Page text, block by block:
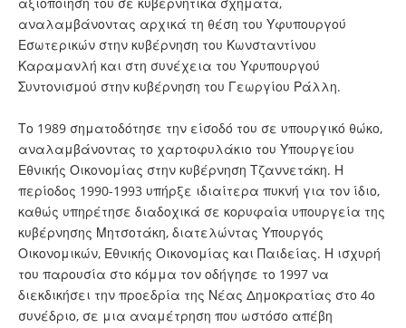
αναλαμβάνοντας αρχικά τη θέση του Υφυπουργού
Εσωτερικών στην κυβέρνηση του Κωνσταντίνου
Καραμανλή και στη συνέχεια του Υφυπουργού
Συντονισμού στην κυβέρνηση του Γεωργίου Ράλλη.
Το 1989 σηματοδότησε την είσοδό του σε υπουργικό θώκο,
αναλαμβάνοντας το χαρτοφυλάκιο του Υπουργείου
Εθνικής Οικονομίας στην κυβέρνηση Τζαννετάκη. Η
περίοδος 1990-1993 υπήρξε ιδιαίτερα πυκνή για τον ίδιο,
καθώς υπηρέτησε διαδοχικά σε κορυφαία υπουργεία της
κυβέρνησης Μητσοτάκη, διατελώντας Υπουργός
Οικονομικών, Εθνικής Οικονομίας και Παιδείας. Η ισχυρή
του παρουσία στο κόμμα τον οδήγησε το 1997 να
διεκδικήσει την προεδρία της Νέας Δημοκρατίας στο 4ο
συνέδριο, σε μια αναμέτρηση που ωστόσο απέβη